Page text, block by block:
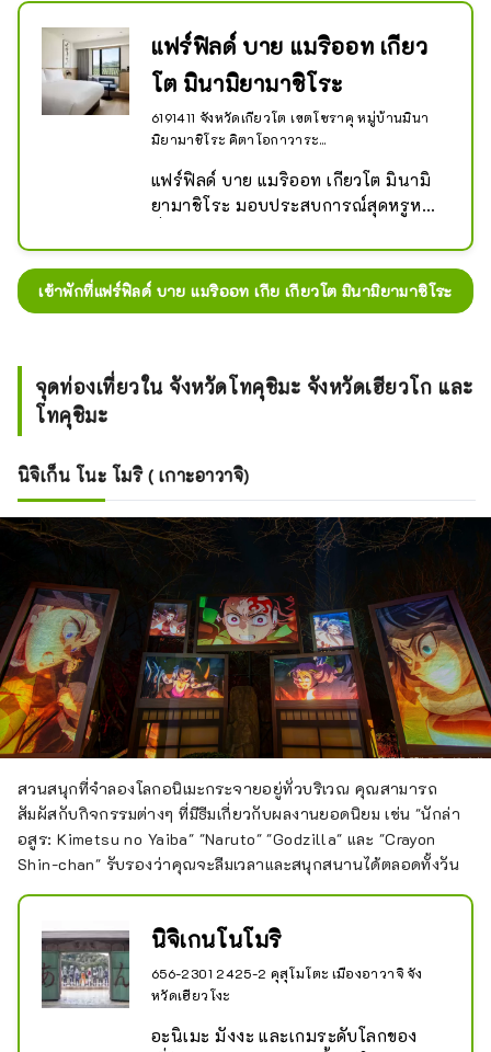
แฟร์ฟิลด์ บาย แมริออท เกียว
โต มินามิยามาชิโระ
6191411 จังหวัดเกียวโต เขตโซราคุ หมู่บ้านมินา
มิยามาชิโระ คิตาโอกาวาระ...
แฟร์ฟิลด์ บาย แมริออท เกียวโต มินามิ
ยามาชิโระ มอบประสบการณ์สุดหรูหรา
หมู่บ้านเพียงแห่งเดียวของจังหวัดเกียว
โต โรงแรมแห่งนี้ตั้งอยู่ติดกับสถานีริม
การเพลิดเพลินกับชาที่ปลูกในสถานที่
พร้อมชมทุ่งชาเป็นประสบการณ์พิเศษที่
ยาวนาน รวมทั้งทิวทัศน์ธรรมชาติอัน
งดงามที่สร้างขึ้นโดยแม่น้ำคิซึกาวะ
นอกจากนี้ คุณยังสามารถซื้อผลิตภัณฑ์
พิเศษท้องถิ่นของหมู่บ้านมินามิยามาชิ
โระ เช่น ชา มะเขือเทศ และเห็ดชิทาเกะ
ที่ปลูกในท่อนไม้ ได้ที่สถานีริมถนน
กล่าวกันว่าไร่ชาแห่งนี้เป็นแหล่งกำเนิด
วัฒนธรรมชาของเกียวโต และทุ่งชาอัน
กว้างใหญ่ที่แผ่ขยายไปทั่วภูเขานั้นช่าง
งดงามจับใจ เพลิดเพลินไปกับสายลมที่
สดชื่นและใช้เวลาอันแสนสุขในโรงแรม
ที่เรียบง่ายและทันสมัยแห่งนี้
เข้าพักที่แฟร์ฟิลด์ บาย แมริออท เกีย เกียวโต มินามิยามาชิโระ
จุดท่องเที่ยวใน จังหวัดโทคุชิมะ จังหวัดเฮียวโก และ
โทคุชิมะ
นิจิเก็น โนะ โมริ ( เกาะอาวาจิ)
สวนสนุกที่จำลองโลกอนิเมะกระจายอยู่ทั่วบริเวณ คุณสามารถ
สัมผัสกับกิจกรรมต่างๆ ที่มีธีมเกี่ยวกับผลงานยอดนิยม เช่น "นักล่า
อสูร: Kimetsu no Yaiba" "Naruto" "Godzilla" และ "Crayon
Shin-chan" รับรองว่าคุณจะลืมเวลาและสนุกสนานได้ตลอดทั้งวัน
นิจิเกนโนโมริ
656-2301 2425-2 คุสุโมโตะ เมืองอาวาจิ จัง
หวัดเฮียวโงะ
อะนิเมะ มังงะ และเกมระดับโลกของ